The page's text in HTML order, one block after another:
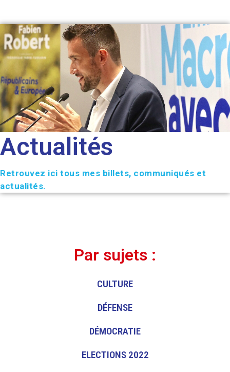
Actualités
Retrouvez ici tous mes billets, communiqués et
actualités.
Par sujets :
CULTURE
DÉFENSE
DÉMOCRATIE
ELECTIONS 2022